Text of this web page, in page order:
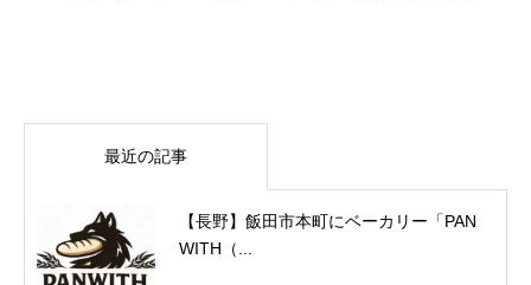
最近の記事
【長野】飯田市本町にベーカリー「PAN
WITH（...